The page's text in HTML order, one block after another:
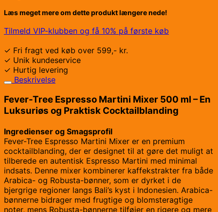
Læs meget mere om dette produkt længere nede!
Tilmeld VIP-klubben og få 10% på første køb
✓ Fri fragt ved køb over 599,- kr.
✓ Unik kundeservice
✓ Hurtig levering
Beskrivelse
Fever-Tree Espresso Martini Mixer 500 ml – En
Luksuriøs og Praktisk Cocktailblanding
Ingredienser og Smagsprofil
Fever-Tree Espresso Martini Mixer er en premium
cocktailblanding, der er designet til at gøre det muligt at
tilberede en autentisk Espresso Martini med minimal
indsats. Denne mixer kombinerer kaffekstrakter fra både
Arabica- og Robusta-bønner, som er dyrket i de
bjergrige regioner langs Bali’s kyst i Indonesien. Arabica-
bønnerne bidrager med frugtige og blomsteragtige
noter, mens Robusta-bønnerne tilføjer en rigere og mere